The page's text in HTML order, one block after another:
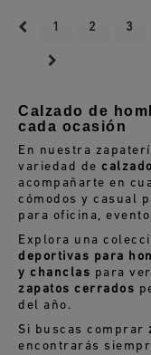
1 2 3
Calzado de
cada ocasión
En nuestra
variedad de
acompañarte en
cómodos y casual
para oficina,
Explora una
deportivas para
y chanclas para
zapatos cerrados
del año.
Si buscas comprar
encontrarás